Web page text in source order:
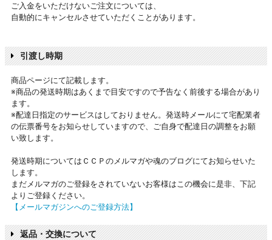
ご入金をいただけないご注文については、
自動的にキャンセルさせていただくことがあります。
引渡し時期
商品ページにて記載します。
※商品の発送時期はあくまで目安ですので予告なく前後する場合があり
ます。
※配達日指定のサービスはしておりません。発送時メールにて宅配業者
の伝票番号をお知らせしていますので、ご自身で配達日の調整をお願
い致します。
発送時期についてはＣＣＰのメルマガや魂のブログにてお知らせいた
します。
まだメルマガのご登録をされていないお客様はこの機会に是非、下記
よりご登録ください。
【メールマガジンへのご登録方法】
返品・交換について